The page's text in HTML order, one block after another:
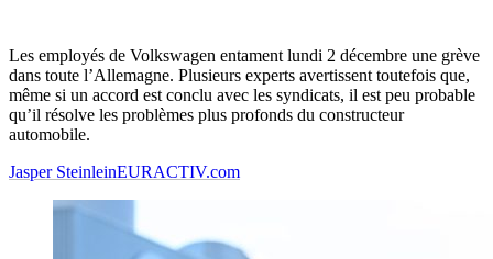
Les employés de Volkswagen entament lundi 2 décembre une grève
dans toute l’Allemagne. Plusieurs experts avertissent toutefois que,
même si un accord est conclu avec les syndicats, il est peu probable
qu’il résolve les problèmes plus profonds du constructeur
automobile.
Jasper SteinleinEURACTIV.com